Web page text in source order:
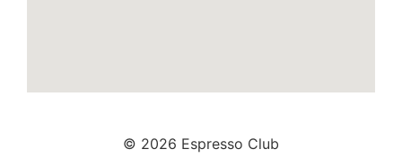
© 2026 Espresso Club